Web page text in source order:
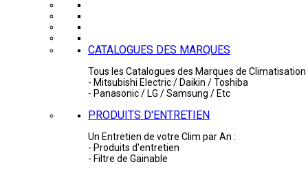
CATALOGUES DES MARQUES
Tous les Catalogues des Marques de Climatisation
- Mitsubishi Electric / Daikin / Toshiba
- Panasonic / LG / Samsung / Etc
PRODUITS D'ENTRETIEN
Un Entretien de votre Clim par An :
- Produits d'entretien
- Filtre de Gainable